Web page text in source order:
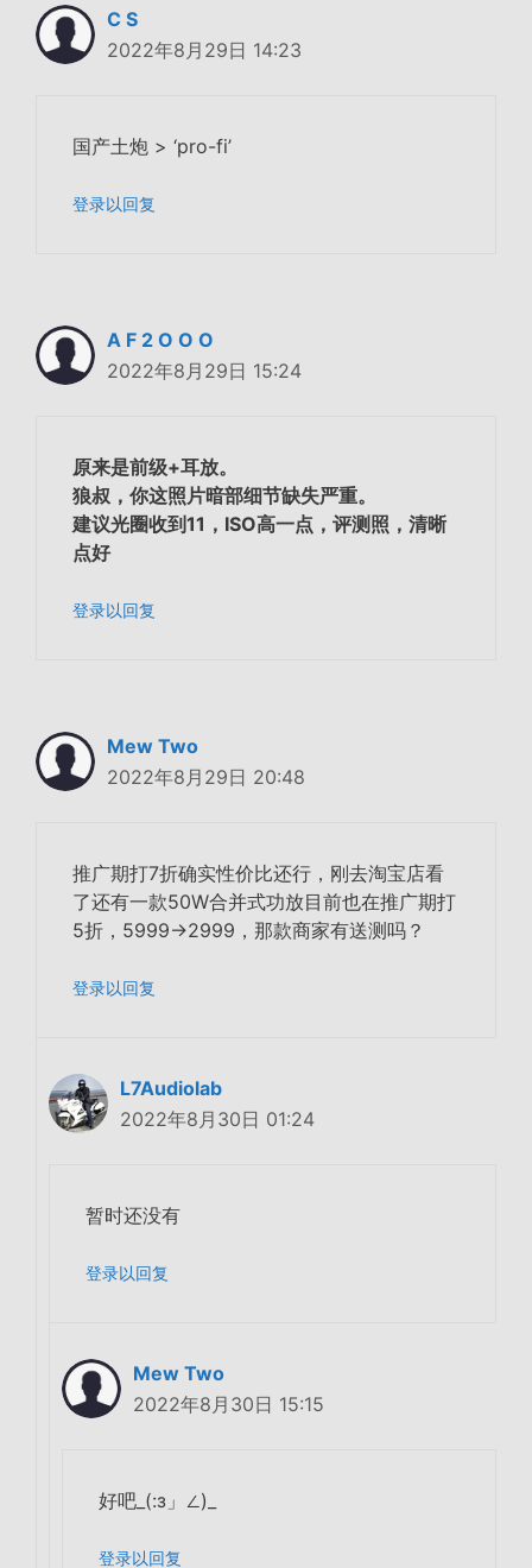
C S
2022年8月29日 14:23
国产土炮 > ‘pro-fi’
登录以回复
A F 2 O O O
2022年8月29日 15:24
原来是前级+耳放。
狼叔，你这照片暗部细节缺失严重。
建议光圈收到11，ISO高一点，评测照，清晰
点好
登录以回复
Mew Two
2022年8月29日 20:48
推广期打7折确实性价比还行，刚去淘宝店看
了还有一款50W合并式功放目前也在推广期打
5折，5999->2999，那款商家有送测吗？
登录以回复
L7Audiolab
2022年8月30日 01:24
暂时还没有
登录以回复
Mew Two
2022年8月30日 15:15
好吧_(:з」∠)_
登录以回复